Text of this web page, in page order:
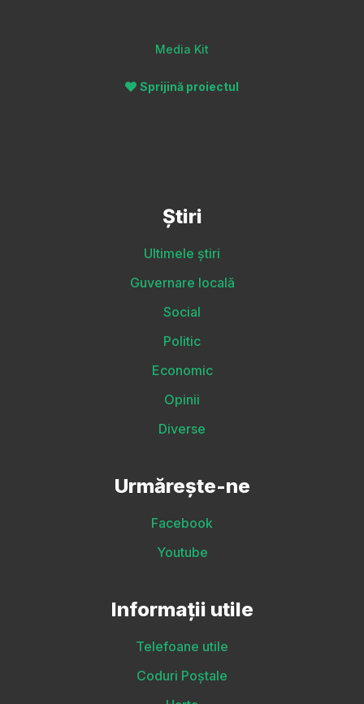
Media Kit
Sprijină proiectul
Știri
Ultimele știri
Guvernare locală
Social
Politic
Economic
Opinii
Diverse
Urmărește-ne
Facebook
Youtube
Informații utile
Telefoane utile
Coduri Poștale